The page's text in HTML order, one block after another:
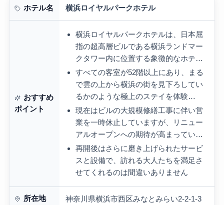
ホテル名 横浜ロイヤルパークホテル
おすすめ
ポイント
横浜ロイヤルパークホテルは、日本屈
指の超高層ビルである横浜ランドマー
クタワー内に位置する象徴的なホテ…
すべての客室が52階以上にあり、まる
で雲の上から横浜の街を見下ろしてい
るかのような極上のステイを体験…
現在はビルの大規模修繕工事に伴い営
業を一時休止していますが、リニュー
アルオープンへの期待が高まってい…
再開後はさらに磨き上げられたサービ
スと設備で、訪れる大人たちを満足さ
せてくれるのは間違いありません
所在地 神奈川県横浜市西区みなとみらい2-2-1-3